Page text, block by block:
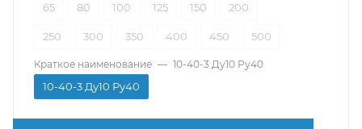
65 80 100 125 150 200
250 300 350 400 450 500
Краткое наименование — 10-40-3 Ду10 Ру40
10-40-3 Ду10 Ру40